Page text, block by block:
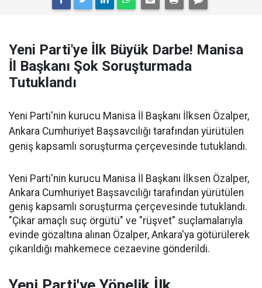
Yeni Parti'ye İlk Büyük Darbe! Manisa
İl Başkanı Şok Soruşturmada
Tutuklandı
Yeni Parti'nin kurucu Manisa İl Başkanı İlksen Özalper,
Ankara Cumhuriyet Başsavcılığı tarafından yürütülen
geniş kapsamlı soruşturma çerçevesinde tutuklandı.
Yeni Parti'nin kurucu Manisa İl Başkanı İlksen Özalper,
Ankara Cumhuriyet Başsavcılığı tarafından yürütülen
geniş kapsamlı soruşturma çerçevesinde tutuklandı.
"Çıkar amaçlı suç örgütü" ve "rüşvet" suçlamalarıyla
evinde gözaltına alınan Özalper, Ankara'ya götürülerek
çıkarıldığı mahkemece cezaevine gönderildi.